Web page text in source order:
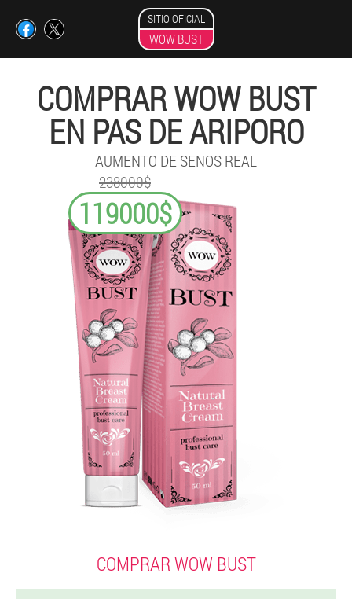
SITIO OFICIAL
WOW BUST
COMPRAR WOW BUST
EN PAS DE ARIPORO
AUMENTO DE SENOS REAL
238000$
119000$
COMPRAR WOW BUST